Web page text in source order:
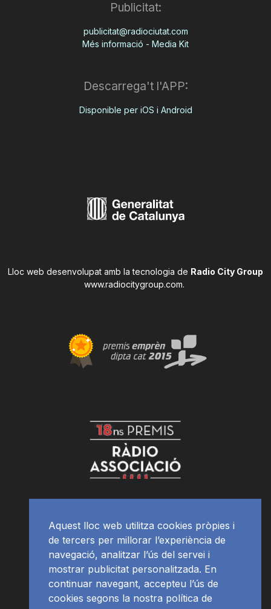
Publicitat:
publicitat@radiociutat.com
Més informació - Media Kit
Descarrega't l'APP:
Disponible per iOS i Android
Lloc web desenvolupat amb la tecnologia de Radio City Group
www.radiocitygroup.com.
Aquest lloc web utilitza cookies pròpies i
de tercers per millorar l’experiència de
navegació, analitzar l’ús del servei i
mostrar publicitat personalitzada. En
continuar navegant, accepteu l’ús de
cookies segons la nostra política de